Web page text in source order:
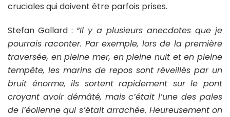
cruciales qui doivent être parfois prises.
Stefan Gallard : “Il y a plusieurs anecdotes que je
pourrais raconter. Par exemple, lors de la première
traversée, en pleine mer, en pleine nuit et en pleine
tempête, les marins de repos sont réveillés par un
bruit énorme, ils sortent rapidement sur le pont
croyant avoir démâté, mais c’était l’une des pales
de l’éolienne qui s’était arrachée. Heureusement on